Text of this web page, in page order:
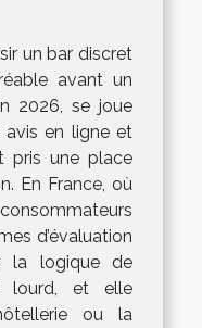
un bar discret
avant un
2026, se joue
avis en ligne et
pris une place
En France, où
d’évaluation
la logique de
lourd, et elle
ou la